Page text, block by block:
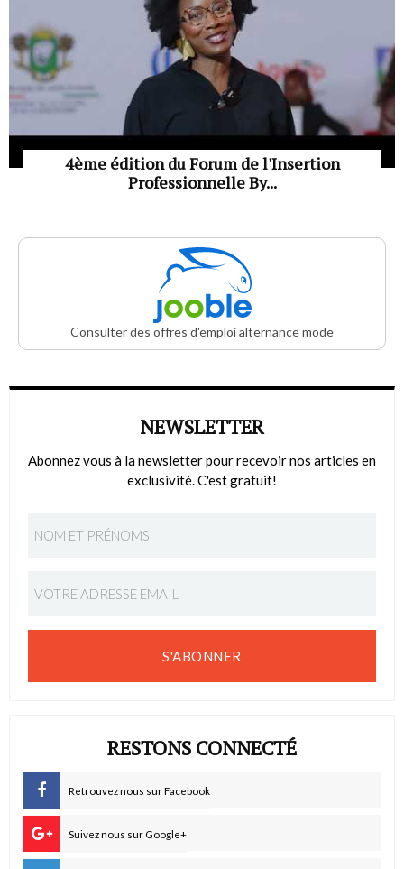
4ème édition du Forum de l'Insertion
Professionnelle By...
Consulter des offres d'emploi alternance mode
NEWSLETTER
Abonnez vous à la newsletter pour recevoir nos articles en
exclusivité. C'est gratuit!
S'ABONNER
RESTONS CONNECTÉ
Retrouvez nous sur Facebook
Suivez nous sur Google+